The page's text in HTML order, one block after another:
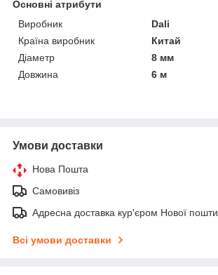
Основні атрибути
Виробник
Dali
Країна виробник
Китай
Діаметр
8 мм
Довжина
6 м
Умови доставки
Нова Пошта
Самовивіз
Адресна доставка кур'єром Нової пошти
Всі умови доставки